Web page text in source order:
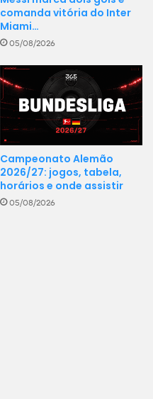
comanda vitória do Inter
Miami…
05/08/2026
Campeonato Alemão
2026/27: jogos, tabela,
horários e onde assistir
05/08/2026